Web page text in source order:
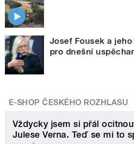
Josef Fousek a
pro dnešní
E-SHOP ČESKÉHO ROZHLASU
Vždycky jsem si přál
Julese Verna. Teď se mi to